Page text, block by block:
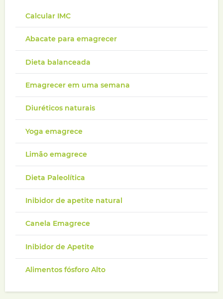
Calcular IMC
Abacate para emagrecer
Dieta balanceada
Emagrecer em uma semana
Diuréticos naturais
Yoga emagrece
Limão emagrece
Dieta Paleolítica
Inibidor de apetite natural
Canela Emagrece
Inibidor de Apetite
Alimentos fósforo Alto